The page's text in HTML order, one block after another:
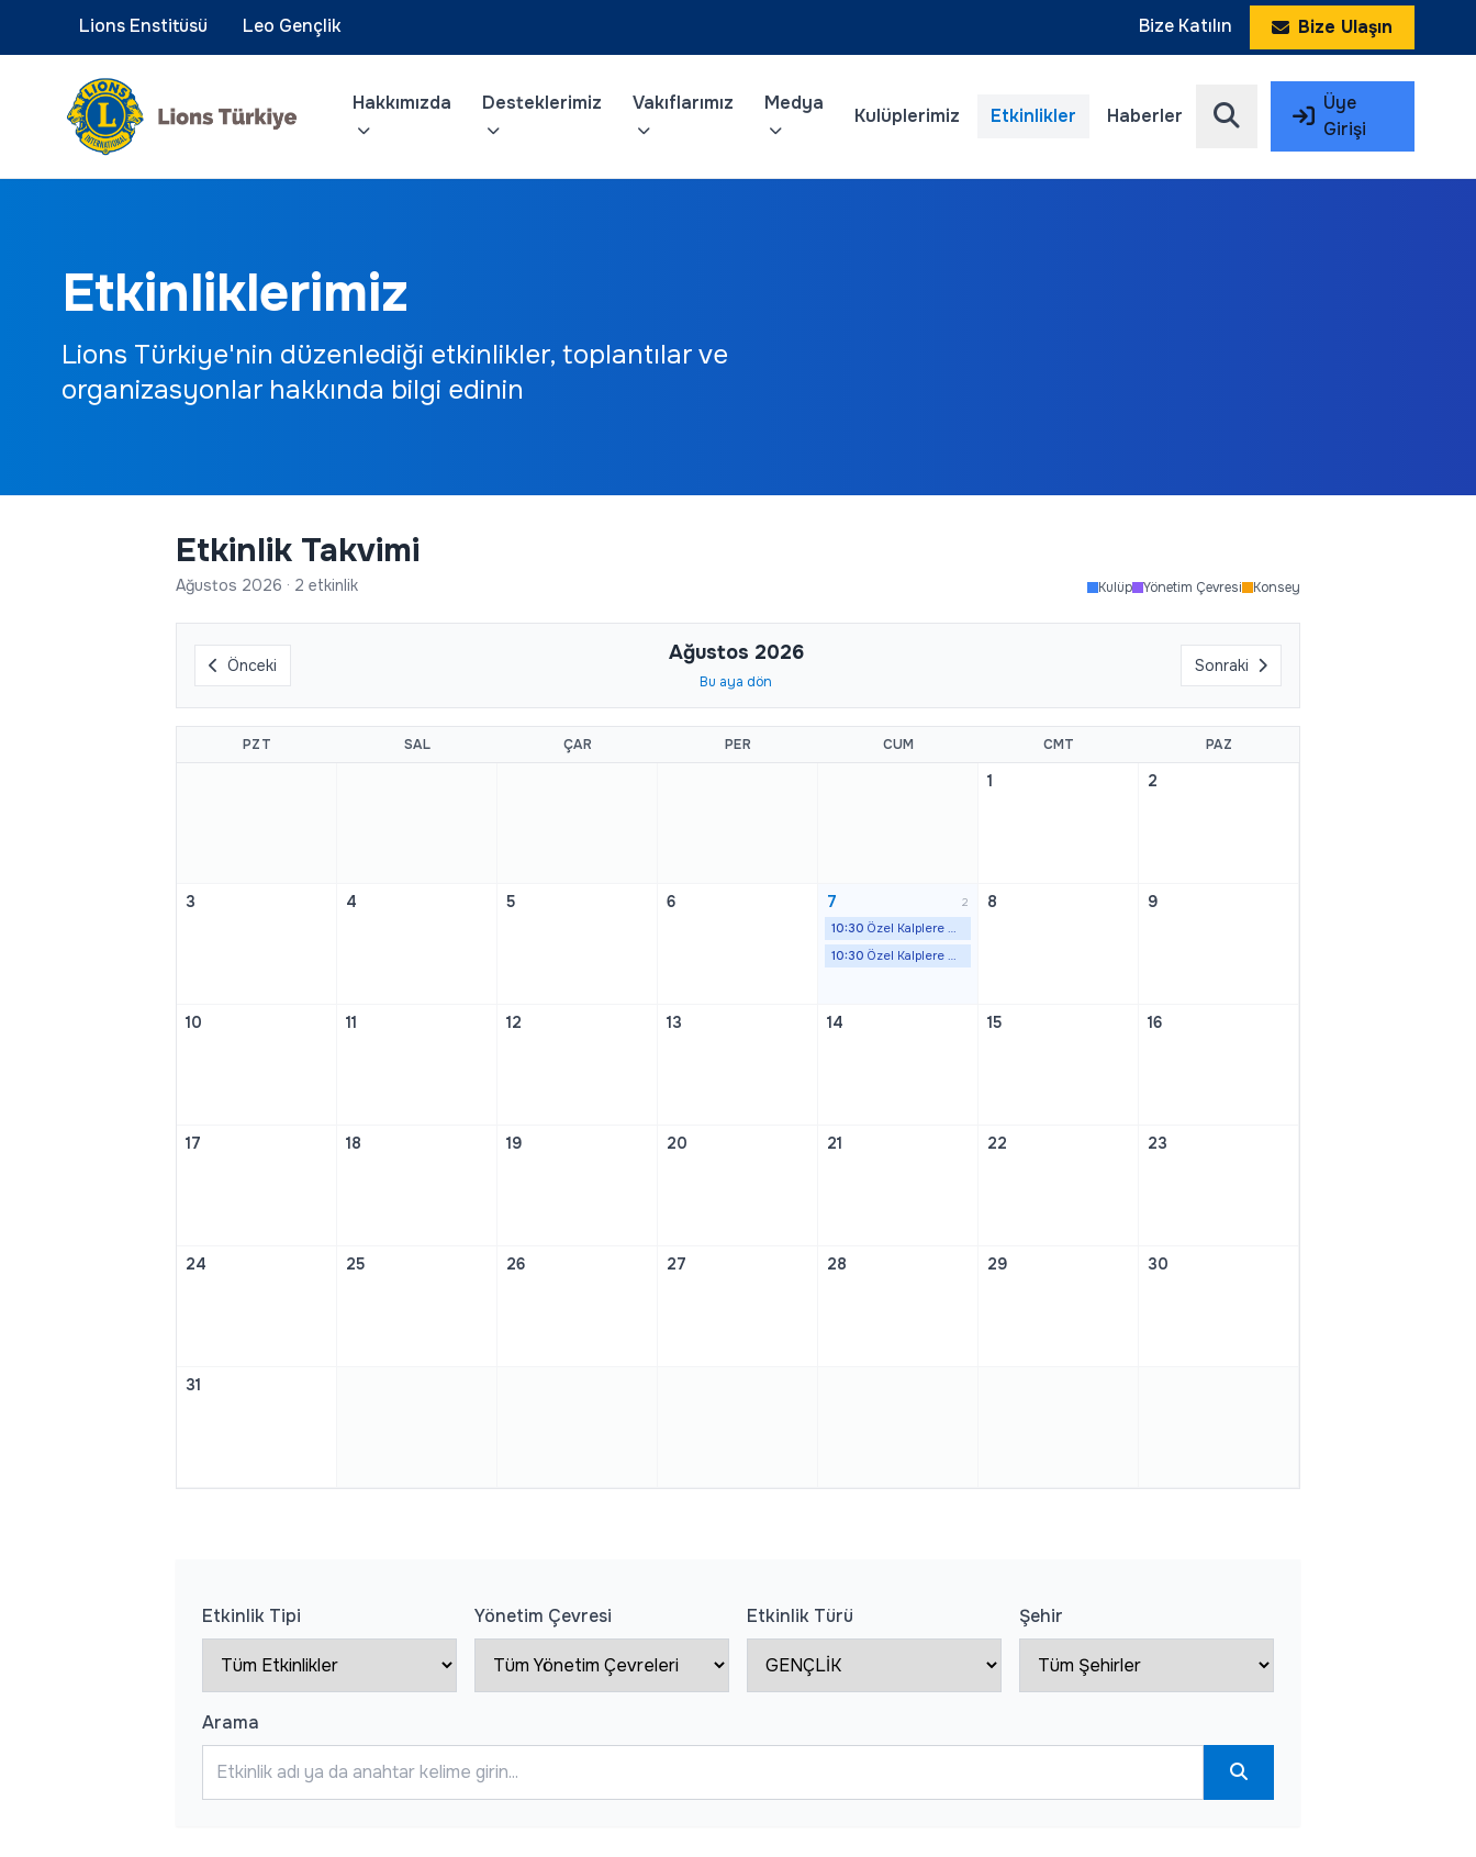
Lions Enstitüsü Leo Gençlik Bize Katılın Bize Ulaşın
Hakkımızda Desteklerimiz Vakıflarımız Medya
Kulüplerimiz Etkinlikler Haberler
Üye
Girişi
Etkinliklerimiz
Lions Türkiye'nin düzenlediği etkinlikler, toplantılar ve
organizasyonlar hakkında bilgi edinin
Etkinlik Takvimi
Ağustos 2026 · 2 etkinlik Kulüp Yönetim Çevresi Konsey
Önceki
Ağustos 2026
Bu aya dön
Sonraki
PZT SAL ÇAR PER CUM CMT PAZ
1 2
3 4 5 6 7 2
10:30 Özel Kalplere Özel Dokunuşla…
10:30 Özel Kalplere Özel Dokunuşla…
8 9
10 11 12 13 14 15 16
17 18 19 20 21 22 23
24 25 26 27 28 29 30
31
Etkinlik Tipi Yönetim Çevresi Etkinlik Türü Şehir
Arama